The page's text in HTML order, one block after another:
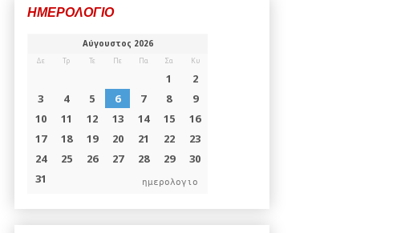
ΗΜΕΡΟΛΟΓΙΟ
ημερολογιο